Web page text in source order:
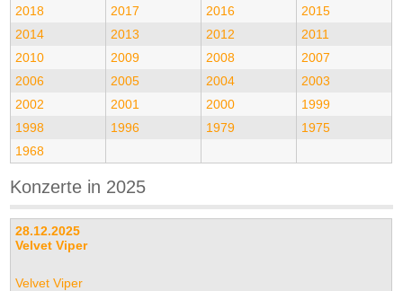
2018
2017 2016
2015
2014
2013 2012
2011
2010
2009 2008
2007
2006
2005 2004
2003
2002
2001 2000
1999
1998
1996 1979
1975
1968
Konzerte in 2025
28.12.2025
Velvet Viper
Velvet Viper